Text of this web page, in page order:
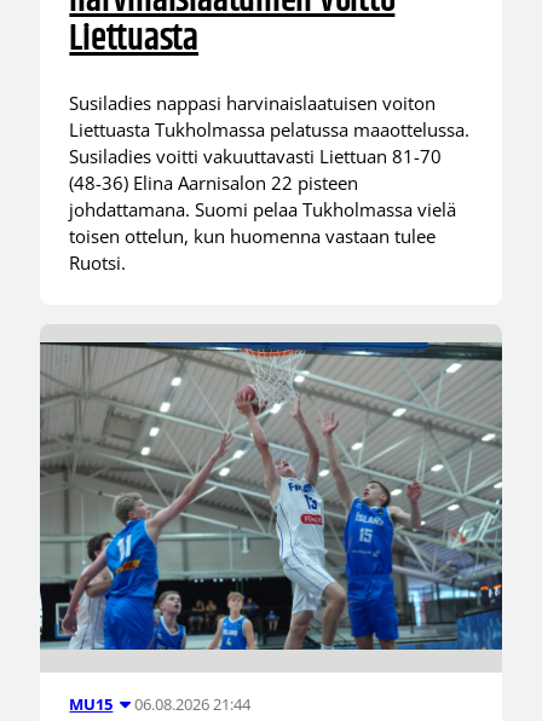
Liettuasta
Susiladies nappasi harvinaislaatuisen voiton
Liettuasta Tukholmassa pelatussa maaottelussa.
Susiladies voitti vakuuttavasti Liettuan 81-70
(48-36) Elina Aarnisalon 22 pisteen
johdattamana. Suomi pelaa Tukholmassa vielä
toisen ottelun, kun huomenna vastaan tulee
Ruotsi.
MU15 06.08.2026 21:44